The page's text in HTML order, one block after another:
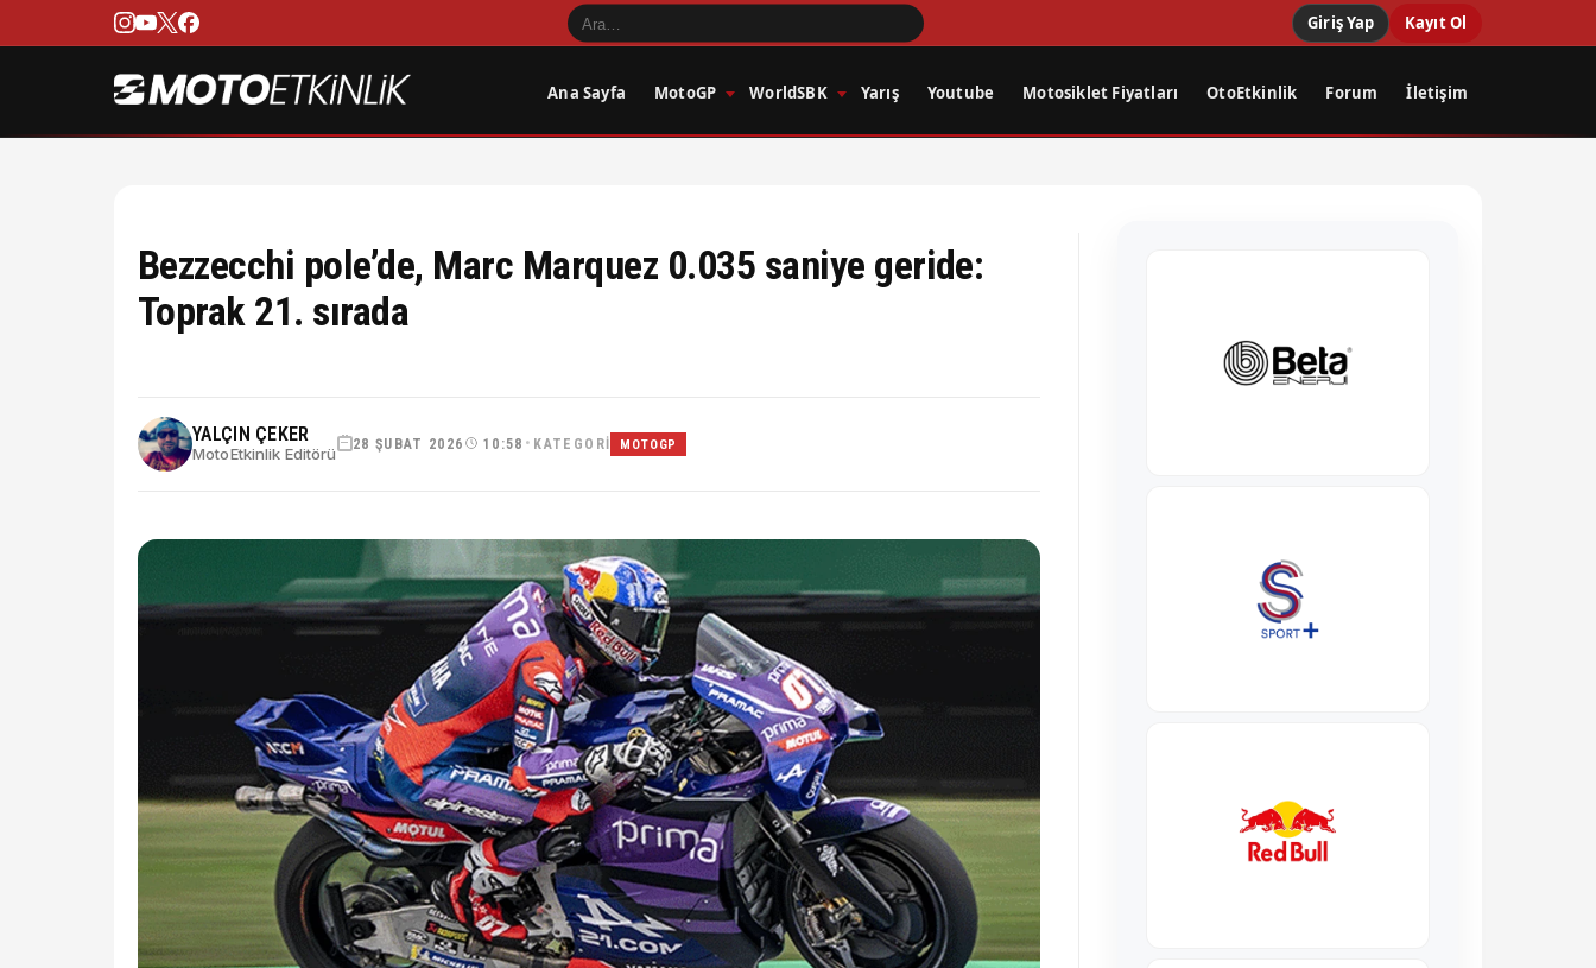
Giriş Yap Kayıt Ol
Ana Sayfa MotoGP WorldSBK Yarış Youtube Motosiklet Fiyatları OtoEtkinlik Forum İletişim
Bezzecchi pole’de, Marc Marquez 0.035 saniye geride:
Toprak 21. sırada
YALÇIN ÇEKER
MotoEtkinlik Editörü
28 ŞUBAT 2026 10:58 • KATEGORI MOTOGP